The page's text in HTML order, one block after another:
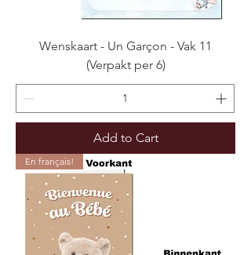
Wenskaart - Un Garçon - Vak 11
(Verpakt per 6)
Add to Cart
En français!